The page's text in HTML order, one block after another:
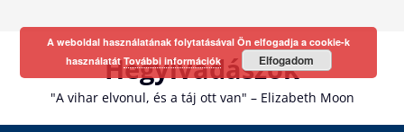
Hegyivadászok
"A vihar elvonul, és a táj ott van" – Elizabeth Moon
A weboldal használatának folytatásával Ön elfogadja a cookie-k
használatátTovábbi információk Elfogadom